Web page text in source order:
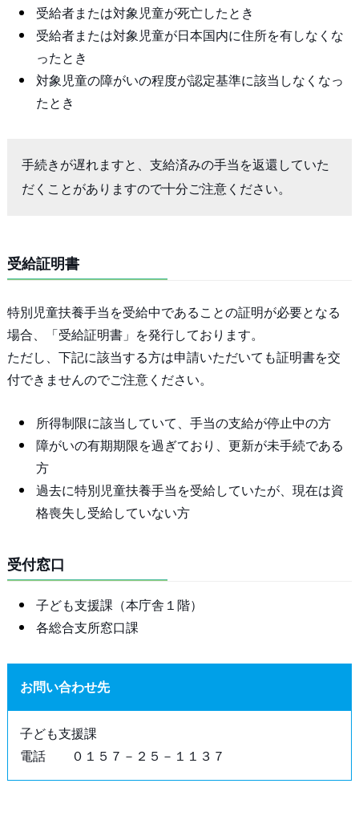
受給者または対象児童が死亡したとき
受給者または対象児童が日本国内に住所を有しなくな
ったとき
対象児童の障がいの程度が認定基準に該当しなくなっ
たとき
手続きが遅れますと、支給済みの手当を返還していた
だくことがありますので十分ご注意ください。
受給証明書
特別児童扶養手当を受給中であることの証明が必要となる
場合、「受給証明書」を発行しております。
ただし、下記に該当する方は申請いただいても証明書を交
付できませんのでご注意ください。
所得制限に該当していて、手当の支給が停止中の方
障がいの有期期限を過ぎており、更新が未手続である
方
過去に特別児童扶養手当を受給していたが、現在は資
格喪失し受給していない方
受付窓口
子ども支援課（本庁舎１階）
各総合支所窓口課
お問い合わせ先
子ども支援課
電話 ０１５７－２５－１１３７